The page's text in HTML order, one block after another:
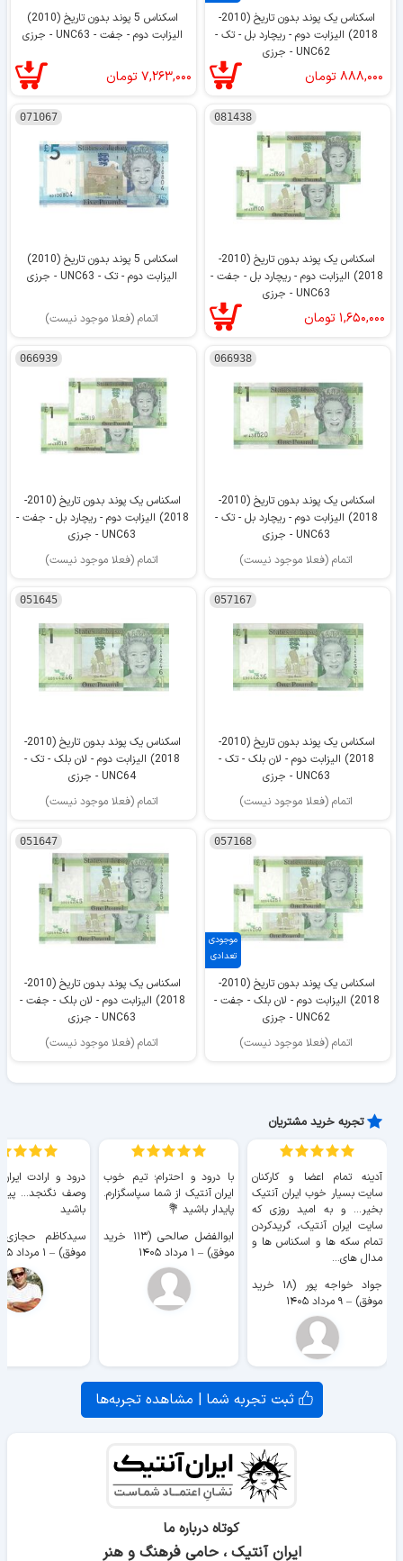
اسکناس یک پوند بدون تاریخ (2010-
2018) الیزابت دوم - ریچارد بل - تک -
UNC62 - جرزی
۸۸۸,۰۰۰تومان
اسکناس 5 پوند بدون تاریخ (2010)
الیزابت دوم - جفت - UNC63 - جرزی
۷,۲۶۳,۰۰۰تومان
081438
اسکناس یک پوند بدون تاریخ (2010-
2018) الیزابت دوم - ریچارد بل - جفت -
UNC63 - جرزی
۱,۶۵۰,۰۰۰ تومان
071067
اسکناس 5 پوند بدون تاریخ (2010)
الیزابت دوم - تک - UNC63 - جرزی
اتمام (فعلا موجود نیست)
066938
اسکناس یک پوند بدون تاریخ (2010-
2018) الیزابت دوم - ریچارد بل - تک -
UNC63 - جرزی
اتمام (فعلا موجود نیست)
066939
اسکناس یک پوند بدون تاریخ (2010-
2018) الیزابت دوم - ریچارد بل - جفت -
UNC63 - جرزی
اتمام (فعلا موجود نیست)
057167
اسکناس یک پوند بدون تاریخ (2010-
2018) الیزابت دوم - لان بلک - تک -
UNC63 - جرزی
اتمام (فعلا موجود نیست)
051645
اسکناس یک پوند بدون تاریخ (2010-
2018) الیزابت دوم - لان بلک - تک -
UNC64 - جرزی
اتمام (فعلا موجود نیست)
موجودی
تعدادی
057168
اسکناس یک پوند بدون تاریخ (2010-
2018) الیزابت دوم - لان بلک - جفت -
UNC62 - جرزی
اتمام (فعلا موجود نیست)
051647
اسکناس یک پوند بدون تاریخ (2010-
2018) الیزابت دوم - لان بلک - جفت -
UNC63 - جرزی
اتمام (فعلا موجود نیست)
تجربه خرید مشتریان
آدینه تمام اعضا و کارکنان
سایت بسیار خوب ايران آنتیک
بخیر... و به امید روزی که
سایت ايران آنتیک، گریدکردن
تمام سکه ها و اسکناس ها و
مدال های...
جواد خواجه پور (۱۸ خرید
موفق) – ۹ مرداد ۱۴۰۵
با درود و احترام؛ تیم خوب
ایران آنتیک از شما سپاسگزارم.
پایدار باشید 💐
ابوالفضل صالحی (۱۱۳ خرید
موفق) – ۱ مرداد ۱۴۰۵
درود و ارادت
وصف نگنجد...
باشید
موفق) – ۱ مرداد ۱۴۰۵
ثبت تجربه شما | مشاهده تجربه‌ها
کوتاه درباره ما
ایران آنتیک ، حامی فرهنگ و هنر